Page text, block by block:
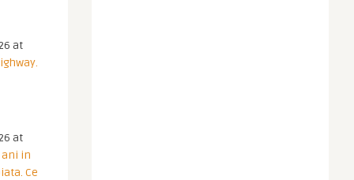
at
at
ani in
Ce